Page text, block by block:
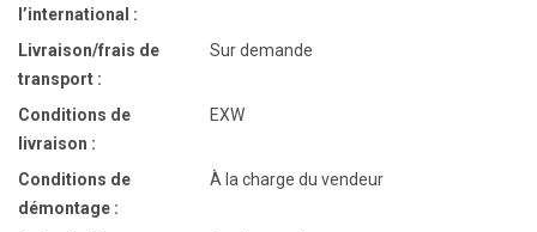
l’international :
Livraison/frais de
transport :
Sur demande
Conditions de
livraison :
EXW
Conditions de
démontage :
À la charge du vendeur